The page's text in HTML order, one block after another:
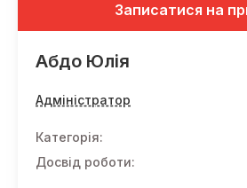
Записатися на
Абдо Юлія
Адміністратор
Категорія:
Досвід роботи: